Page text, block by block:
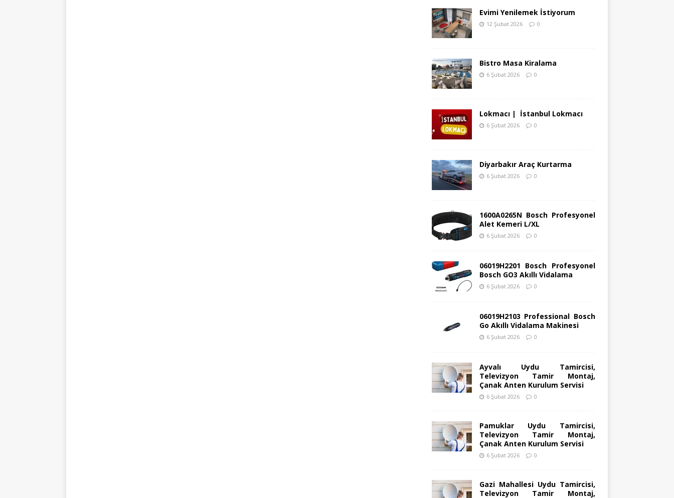
Evimi Yenilemek İstiyorum
12 Şubat 2026 0
Bistro Masa Kiralama
6 Şubat 2026 0
Lokmacı | İstanbul Lokmacı
6 Şubat 2026 0
Diyarbakır Araç Kurtarma
6 Şubat 2026 0
1600A0265N Bosch Profesyonel
Alet Kemeri L/XL
6 Şubat 2026 0
06019H2201 Bosch Profesyonel
Bosch GO3 Akıllı Vidalama
6 Şubat 2026 0
06019H2103 Professional Bosch
Go Akıllı Vidalama Makinesi
6 Şubat 2026 0
Ayvalı Uydu Tamircisi,
Televizyon Tamir Montaj,
Çanak Anten Kurulum Servisi
6 Şubat 2026 0
Pamuklar Uydu Tamircisi,
Televizyon Tamir Montaj,
Çanak Anten Kurulum Servisi
6 Şubat 2026 0
Gazi Mahallesi Uydu Tamircisi,
Televizyon Tamir Montaj,